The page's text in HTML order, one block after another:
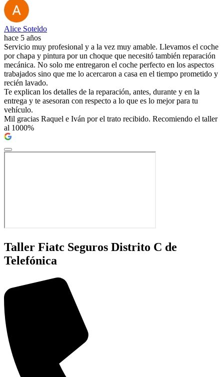
Alice Soteldo
hace 5 años
Servicio muy profesional y a la vez muy amable. Llevamos el coche
por chapa y pintura por un choque que necesitó también reparación
mecánica. No solo me entregaron el coche perfecto en los aspectos
trabajados sino que me lo acercaron a casa en el tiempo prometido y
recién lavado.
Te explican los detalles de la reparación, antes, durante y en la
entrega y te asesoran con respecto a lo que es lo mejor para tu
vehículo.
Mil gracias Raquel e Iván por el trato recibido. Recomiendo el taller
al 1000%
Taller Fiatc Seguros Distrito C de
Telefónica